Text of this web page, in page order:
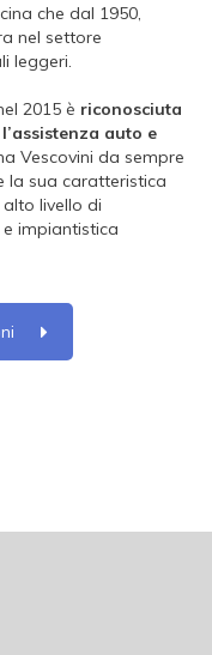
che dal 1950,
nel settore
leggeri.
2015 è riconosciuta
auto e
Vescovini da sempre
la sua caratteristica
livello di
impiantistica